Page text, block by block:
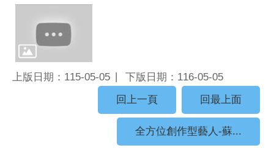
上版日期：115-05-05
下版日期：116-05-05
回上一頁
回最上面
全方位創作型藝人-蘇...